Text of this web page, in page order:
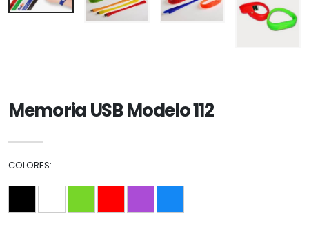
Memoria USB Modelo 112
COLORES: